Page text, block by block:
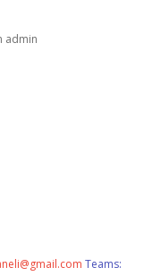
admin
Teams: